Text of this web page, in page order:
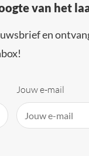
van het
en
Jouw e-mail